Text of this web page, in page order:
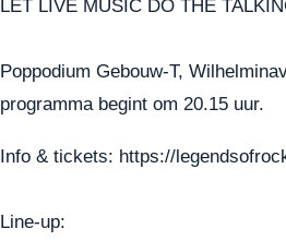
LET LIVE MUSIC DO THE
Poppodium Gebouw-T,
programma begint om 20.15 uur.
Info & tickets: https://
Line-up: